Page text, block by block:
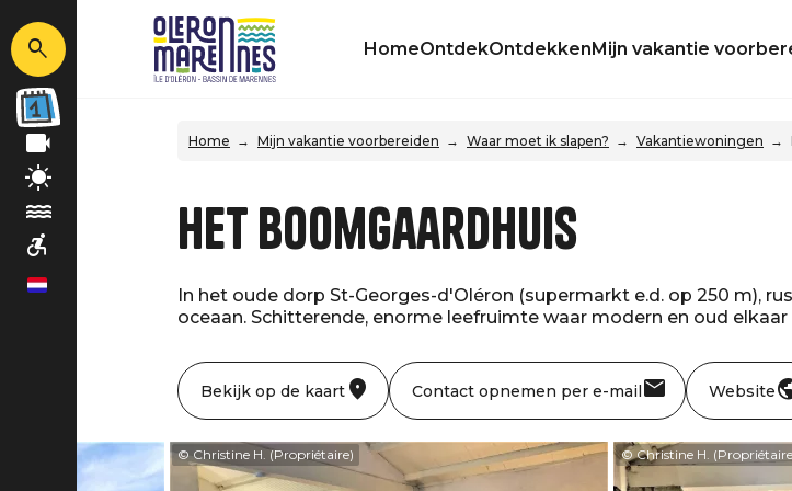
nl
HomeOntdekOntdekkenMijn vakantie
Home Mijn vakantie voorbereiden Waar moet ik slapen? Vakantiewoningen
Het Boomgaardhuis
In het oude dorp St-Georges-d'Oléron (supermarkt e.d. op 250 m),
oceaan. Schitterende, enorme leefruimte waar modern en oud
Bekijk op de kaart Contact opnemen per e-mail Website
© Christine H. (Propriétaire) © Christine H.